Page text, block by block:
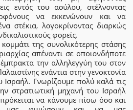
εντός του ασύλου, στέλνοντας
να εκκενώνουν και να
στέκια, λογοκρίνοντας διαρκώς
φορείς.
της συνολικότερης στάσης
απέναντι σε οποιονδήποτε
έμπρακτα την αλληλεγγύη του στον
ενάντια στην γενοκτονία
Γνωρίζουμε πολύ καλά τις
στρατιωτική μηχανή του Ισραήλ
να κάνουμε πίσω όσο και